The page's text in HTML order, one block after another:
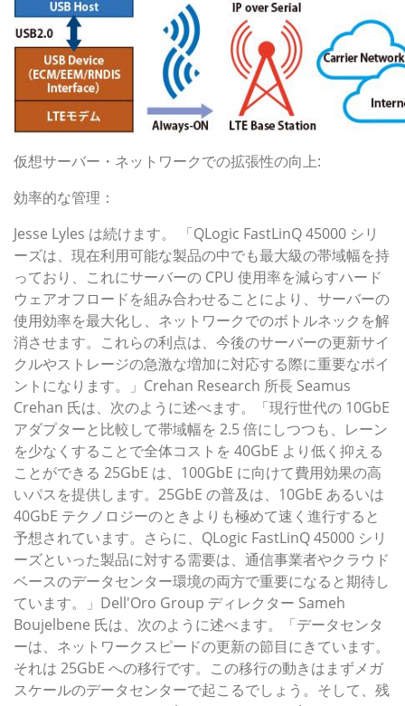
仮想サーバー・ネットワークでの拡張性の向上:
効率的な管理：
Jesse Lyles は続けます。 「QLogic FastLinQ 45000 シリ
ーズは、現在利用可能な製品の中でも最大級の帯域幅を持
っており、これにサーバーの CPU 使用率を減らすハード
ウェアオフロードを組み合わせることにより、サーバーの
使用効率を最大化し、ネットワークでのボトルネックを解
消させます。これらの利点は、今後のサーバーの更新サイ
クルやストレージの急激な増加に対応する際に重要なポイ
ントになります。」Crehan Research 所長 Seamus
Crehan 氏は、次のように述べます。「現行世代の 10GbE
アダプターと比較して帯域幅を 2.5 倍にしつつも、レーン
を少なくすることで全体コストを 40GbE より低く抑える
ことができる 25GbE は、100GbE に向けて費用効果の高
いパスを提供します。25GbE の普及は、10GbE あるいは
40GbE テクノロジーのときよりも極めて速く進行すると
予想されています。さらに、QLogic FastLinQ 45000 シリ
ーズといった製品に対する需要は、通信事業者やクラウド
ベースのデータセンター環境の両方で重要になると期待し
ています。」Dell'Oro Group ディレクター Sameh
Boujelbene 氏は、次のように述べます。「データセンタ
ーは、ネットワークスピードの更新の節目にきています。
それは 25GbE への移行です。この移行の動きはまずメガ
スケールのデータセンターで起こるでしょう。そして、残